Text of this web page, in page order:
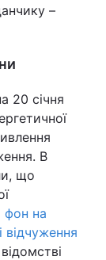
–
20 січня
В
що
фон на